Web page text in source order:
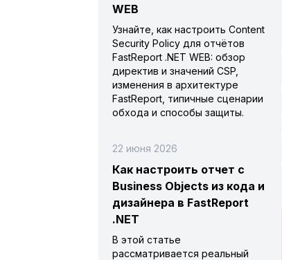
WEB
Узнайте, как настроить Content
Security Policy для отчётов
FastReport .NET WEB: обзор
директив и значений CSP,
изменения в архитектуре
FastReport, типичные сценарии
обхода и способы защиты.
22 июня 2026
Как настроить отчет с
Business Objects из кода и
дизайнера в FastReport
.NET
В этой статье
рассматривается реальный